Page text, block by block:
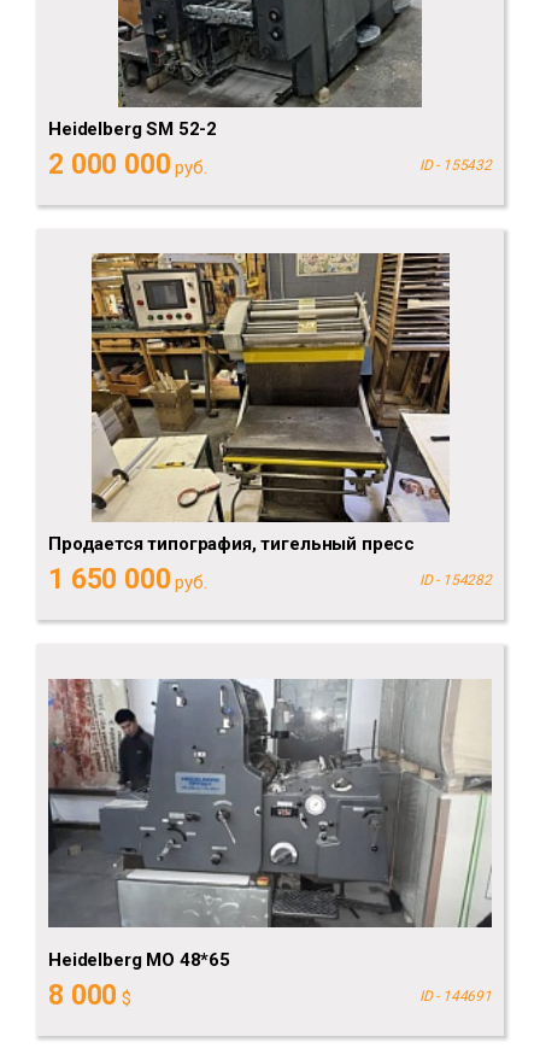
Heidelberg SM 52-2
2 000 000 руб. ID - 155432
Продается типография, тигельный пресс
1 650 000 руб. ID - 154282
Heidelberg MO 48*65
8 000 $ ID - 144691